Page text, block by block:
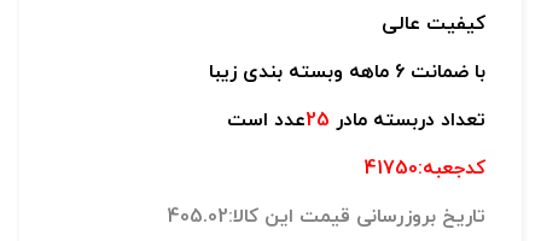
کیفیت عالی
با ضمانت 6 ماهه وبسته بندی زیبا
تعداد دربسته مادر 25عدد است
کدجعبه:41750
تاریخ بروزرسانی قیمت این کالا:405.02